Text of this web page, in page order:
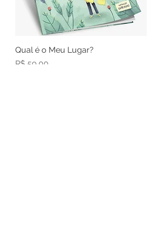
Qual é o Meu Lugar?
Preço
R$ 59,00